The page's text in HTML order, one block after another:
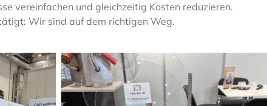
vereinfachen und gleichzeitig Kosten reduzieren.
Wir sind auf dem richtigen Weg.